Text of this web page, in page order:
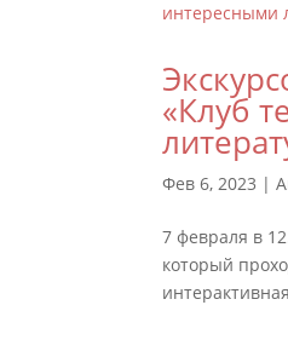
«Клуб
Фев 6, 2023 |
7 февраля в
который